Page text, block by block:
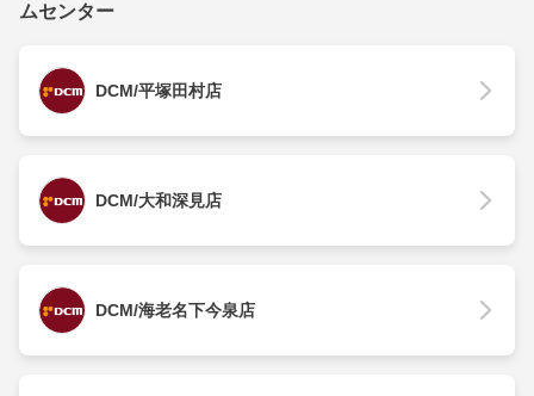
ムセンター
DCM/平塚田村店
DCM/大和深見店
DCM/海老名下今泉店